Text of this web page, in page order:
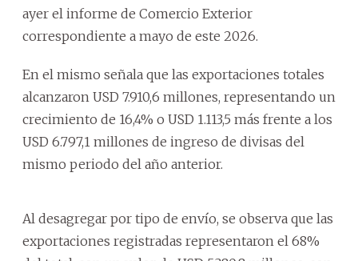
ayer el informe de Comercio Exterior
correspondiente a mayo de este 2026.
En el mismo señala que las exportaciones totales
alcanzaron USD 7.910,6 millones, representando un
crecimiento de 16,4% o USD 1.113,5 más frente a los
USD 6.797,1 millones de ingreso de divisas del
mismo periodo del año anterior.
Al desagregar por tipo de envío, se observa que las
exportaciones registradas representaron el 68%